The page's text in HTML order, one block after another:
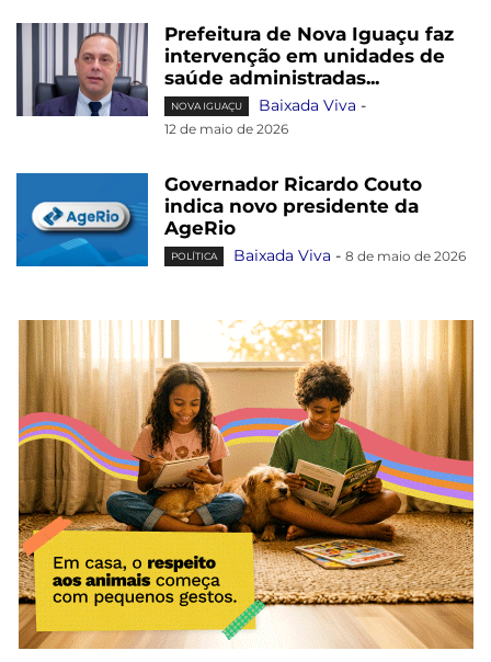
Prefeitura de Nova Iguaçu faz
intervenção em unidades de
saúde administradas...
NOVA IGUAÇU Baixada Viva -
12 de maio de 2026
Governador Ricardo Couto
indica novo presidente da
AgeRio
POLÍTICA Baixada Viva - 8 de maio de 2026